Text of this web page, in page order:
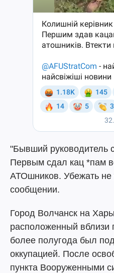
"Бывший руководитель
Первым сдал кац *пам
АТОшников. Убежать не
сообщении.
Город Волчанск на
расположенный вблизи
более полугода был
оккупацией. После
пункта Вооруженными